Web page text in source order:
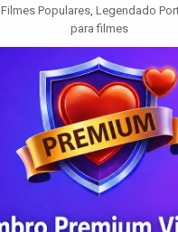
Filmes Populares Legendado
para filmes